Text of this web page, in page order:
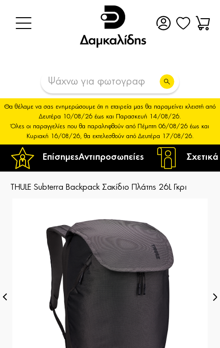
ΕπίσημεςΑντιπροσωπείες
Θα θέλαμε να σας ενημερώσουμε ότι η εταιρεία μας θα παραμείνει κλειστή από
Δευτέρα 10/08/26 έως και Παρασκευή 14/08/26.
Όλες οι παραγγελίες που θα παραληφθούν από Πέμπτη 06/08/26 έως και
Κυριακή 16/08/26, θα εκτελεσθούν από Δευτέρα 17/08/26.
THULE Subterra Backpack Σακίδιο Πλάτης 26L Γκρι